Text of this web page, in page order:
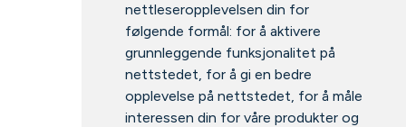
nettleseropplevelsen din for
følgende formål: for å aktivere
grunnleggende funksjonalitet på
nettstedet, for å gi en bedre
opplevelse på nettstedet, for å måle
interessen din for våre produkter og